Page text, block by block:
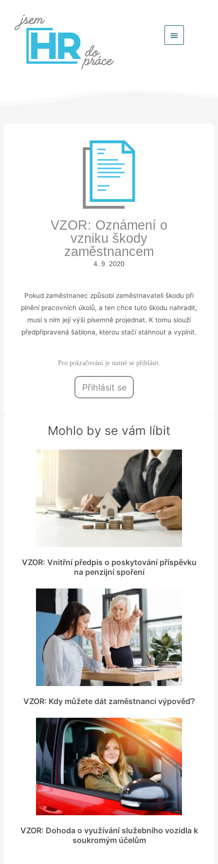
Hlavní
VZOR: Oznámení o
vzniku škody
zaměstnancem
4. 9. 2020
Pokud zaměstnanec způsobí zaměstnavateli škodu při
plnění pracovních úkolů, a ten chce tuto škodu nahradit,
musí s ním její výši písemně projednat. K tomu slouží
předpřipravená šablona, kterou stačí stáhnout a vyplnit.
Pro pokračování je nutné se přihlásit.
Přihlásit se
Mohlo by se vám líbit
VZOR: Vnitřní předpis o poskytování příspěvku
na penzijní spoření
VZOR: Kdy můžete dát zaměstnanci výpověď?
VZOR: Dohoda o využívání služebního vozidla k
soukromým účelům